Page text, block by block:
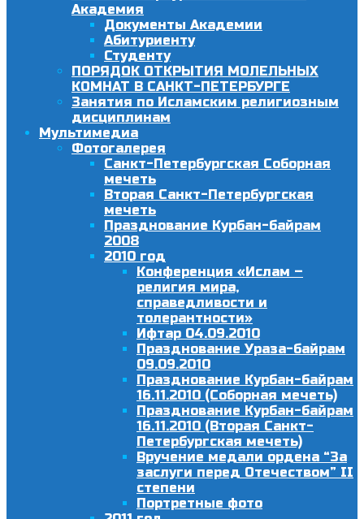
Академия
Документы Академии
Абитуриенту
Студенту
ПОРЯДОК ОТКРЫТИЯ МОЛЕЛЬНЫХ
КОМНАТ В САНКТ-ПЕТЕРБУРГЕ
Занятия по Исламским религиозным
дисциплинам
Мультимедиа
Фотогалерея
Санкт-Петербургская Соборная
мечеть
Вторая Санкт-Петербургская
мечеть
Празднование Курбан-байрам
2008
2010 год
Конференция «Ислам –
религия мира,
справедливости и
толерантности»
Ифтар 04.09.2010
Празднование Ураза-байрам
09.09.2010
Празднование Курбан-байрам
16.11.2010 (Соборная мечеть)
Празднование Курбан-байрам
16.11.2010 (Вторая Санкт-
Петербургская мечеть)
Вручение медали ордена “За
заслуги перед Отечеством” II
степени
Портретные фото